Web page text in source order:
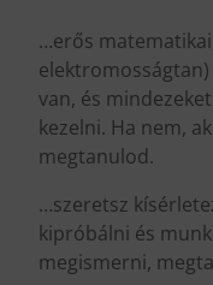
…erős
van, és
kezelni. Ha nem,
megtanulod.
…szeretsz
kipróbálni és
megismerni,